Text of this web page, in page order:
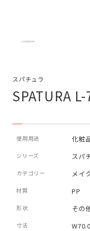
スパチュラ
SPATURA
使用用途 化粧
シリーズ スパ
カテゴリー メイ
材質 PP
形状 その
寸法 W70.0